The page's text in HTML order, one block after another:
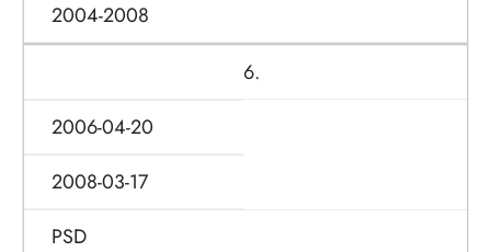
2004-2008
6.
2006-04-20
2008-03-17
PSD